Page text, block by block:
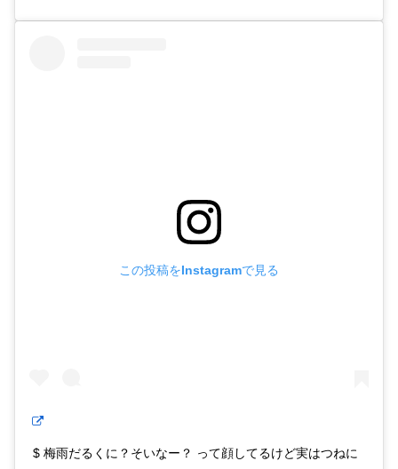
この投稿をInstagramで見る
$ 梅雨だるくに？そいなー？ って顔してるけど実はつねに